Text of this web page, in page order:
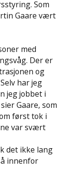
Som
Gaare vært
med
Der er
og
har jeg
jeg jobbet i
Gaare, som
først tok i
var svært
det ikke lang
innenfor